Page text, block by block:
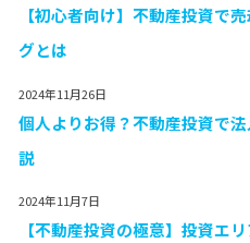
【初心者向け】不動産投資で
グとは
2024年11月26日
個人よりお得？不動産投資で
説
2024年11月7日
【不動産投資の極意】投資エ